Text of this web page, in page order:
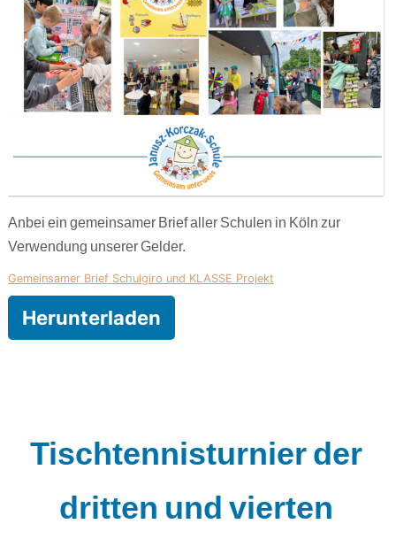
Anbei ein gemeinsamer Brief aller Schulen in Köln zur
Verwendung unserer Gelder.
Gemeinsamer Brief Schulgiro und KLASSE Projekt
Herunterladen
Tischtennisturnier der
dritten und vierten